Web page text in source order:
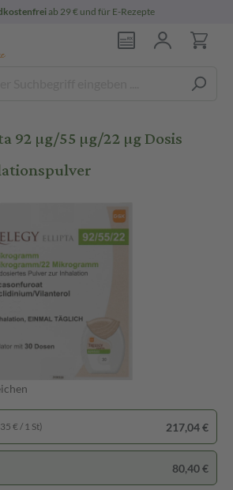
ab 29 € und für E-Rezepte
92 µg/55 µg/22 µg Dosis
€ / 1 St) 217,04 €
80,40 €